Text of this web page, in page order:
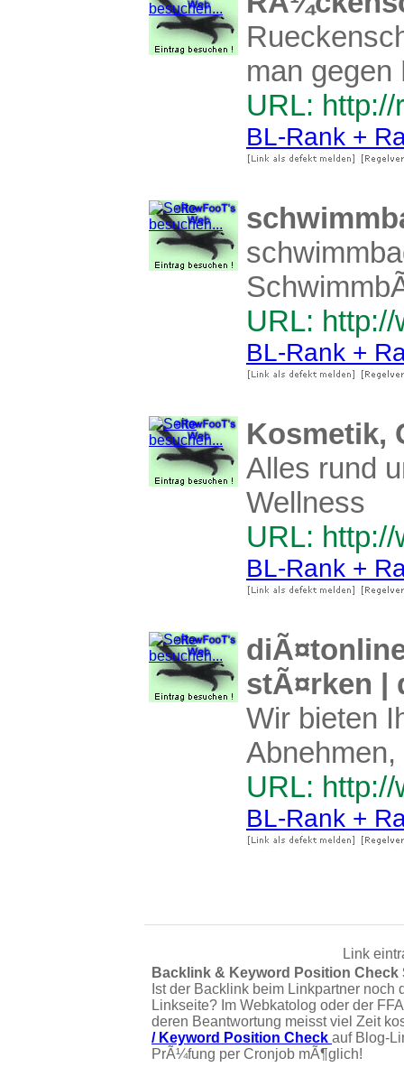
man
URL:
BL-Rank +
URL:
BL-Rank +
Kosmetik,
Alles rund
Wellness
URL:
BL-Rank +
stÃ¤rken |
Wir bieten
URL:
BL-Rank +
Link
Backlink & Keyword Position
Ist der Backlink beim Linkpartner noch
Linkseite? Im Webkatolog oder der
deren Beantwortung meisst viel Zeit
/ Keyword Position Check auf Blog-
PrÃ¼fung per Cronjob mÃ¶glich!